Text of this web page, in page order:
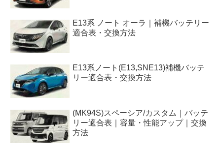
E13系 ノート オーラ｜補機バッテリー
適合表・交換方法
E13系ノート(E13,SNE13)補機バッテ
リー適合表・交換方法
(MK94S)スペーシア/カスタム｜バッテ
リー適合表｜容量・性能アップ｜交換
方法